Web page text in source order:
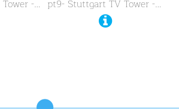
pt8- Stuttgart TV Tower - … pt9- Stuttgart TV Tower - …